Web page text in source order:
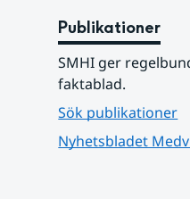
Publikationer
SMHI ger
faktablad.
Sök publikationer
Nyhetsbladet